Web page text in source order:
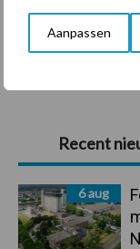
Aanpassen
Primaire
Sidebar
Recent
6 aug